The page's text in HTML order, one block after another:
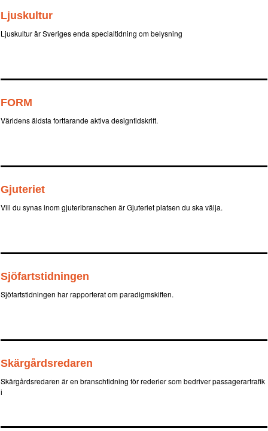
Ljuskultur
Ljuskultur är Sveriges enda specialtidning om belysning
FORM
Världens äldsta fortfarande aktiva designtidskrift.
Gjuteriet
Vill du synas inom gjuteribranschen är Gjuteriet platsen du ska välja.
Sjöfartstidningen
Sjöfartstidningen har rapporterat om paradigmskiften.
Skärgårdsredaren
Skärgårdsredaren är en branschtidning för rederier som bedriver passagerartrafik
i